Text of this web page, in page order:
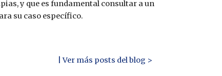
y que es fundamental consultar a un
su caso específico.
| Ver más posts del blog >